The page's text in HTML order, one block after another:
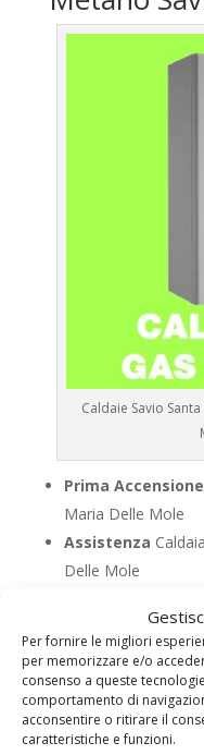
Per fornire le migliori
per memorizzare e/o
consenso a queste
comportamento di
acconsentire o ritirare il
caratteristiche e funzioni.
Caldaie Savio
Prima Accensione
Maria Delle Mole
Assistenza
Delle Mole
Maria Delle Mole
Riparazione
Delle Mole
Pronto Intervento
Santa Maria Delle